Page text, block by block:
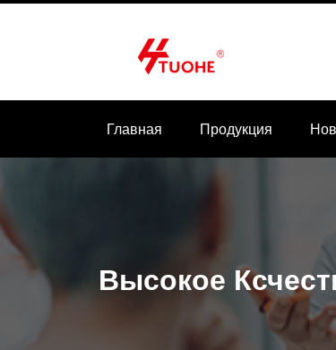
Главная Продукция
Высокое